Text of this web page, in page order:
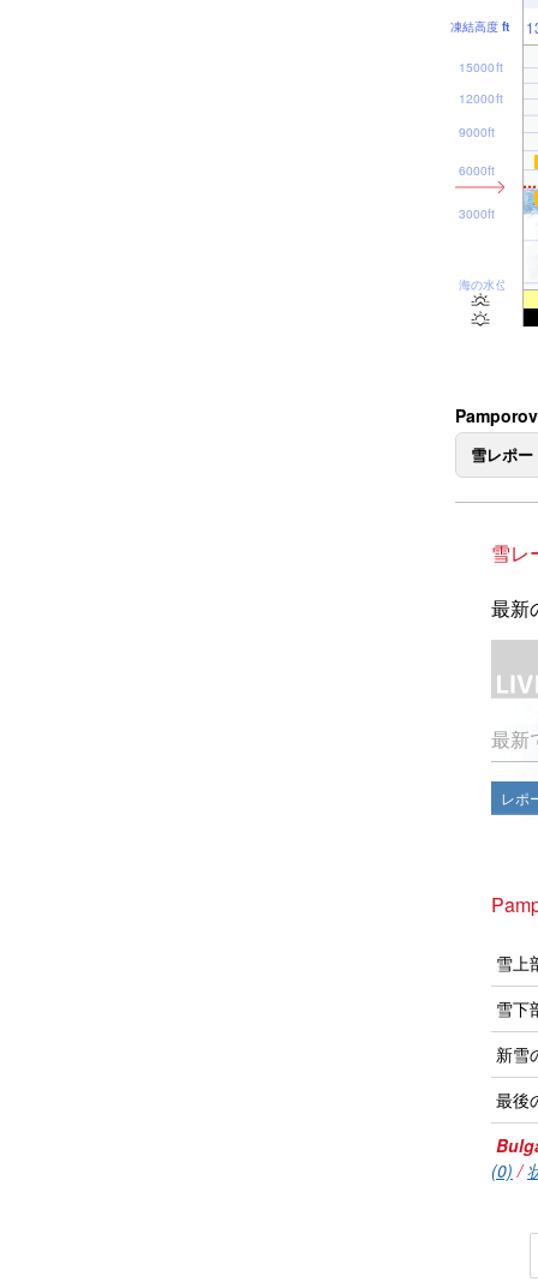
凍結高度 ft
海の水位
3000ft
6000ft
9000ft
12000ft
15000ft
雪レポー
雪レ
最新
最新
レポ
雪上
雪下
新雪
最後
(0) /